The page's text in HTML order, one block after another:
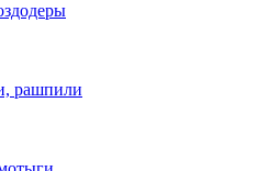
рашпили